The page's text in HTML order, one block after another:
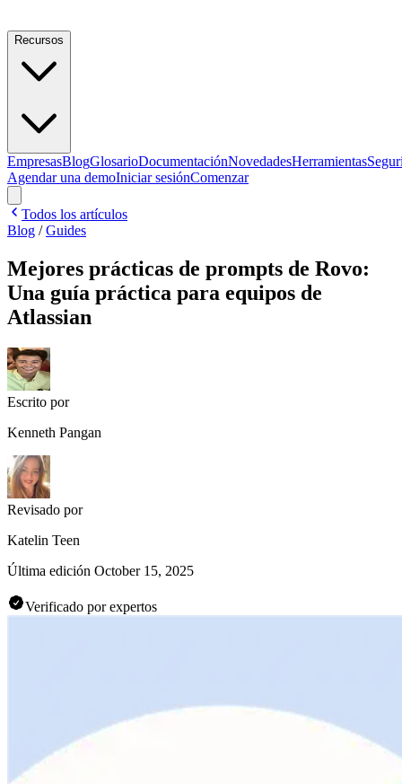
Recursos
EmpresasBlogGlosarioDocumentaciónNovedadesHerramientas
Agendar una demoIniciar sesiónComenzar
Todos los artículos
Blog /Guides
Mejores prácticas de prompts de Rovo:
Una guía práctica para equipos de
Atlassian
Escrito por
Kenneth Pangan
Revisado por
Katelin Teen
Última edición October 15, 2025
Verificado por expertos